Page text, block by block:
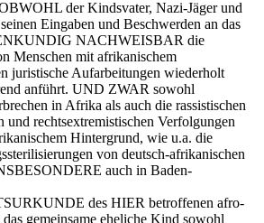
der Kindsvater, Nazi-Jäger und
Eingaben und Beschwerden an das
NACHWEISBAR die
Menschen mit afrikanischem
juristische Aufarbeitungen wiederholt
anführt. UND ZWAR sowohl
in Afrika als auch die rassistischen
und rechtsextremistischen Verfolgungen
Hintergrund, wie u.a. die
von deutsch-afrikanischen
auch in Baden-
des HIER betroffenen afro-
gemeinsame eheliche Kind sowohl